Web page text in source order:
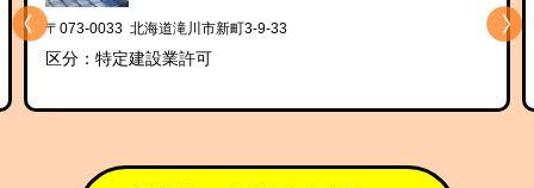
〒073-0033 北海道滝川市新町3-9-33
区分：特定建設業許可